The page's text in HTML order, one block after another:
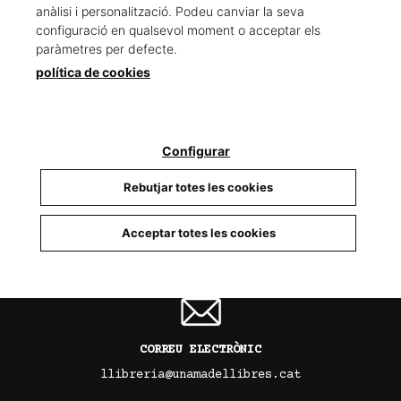
INSTAGRAM
@llibreria_unamadellibres
CORREU ELECTRÒNIC
llibreria@unamadellibres.cat
anàlisi i personalització. Podeu canviar la seva
configuració en qualsevol moment o acceptar els
paràmetres per defecte.
política de cookies
Configurar
Rebutjar totes les cookies
Acceptar totes les cookies